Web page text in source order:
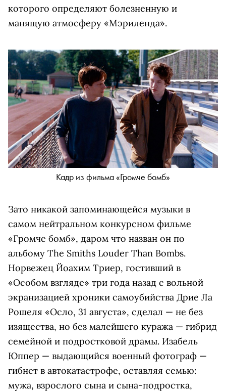
которого определяют болезненную и
манящую атмосферу «Мэриленда».
Кадр из фильма «Громче бомб»
Зато никакой запоминающейся музыки в
самом нейтральном конкурсном фильме
«Громче бомб», даром что назван он по
альбому The Smiths Louder Than Bombs.
Норвежец Йоахим Триер, гостивший в
«Особом взгляде» три года назад с вольной
экранизацией хроники самоубийства Дрие Ла
Рошеля «Осло, 31 августа», сделал — не без
изящества, но без малейшего куража — гибрид
семейной и подростковой драмы. Изабель
Юппер — выдающийся военный фотограф —
гибнет в автокатастрофе, оставляя семью:
мужа, взрослого сына и сына-подростка,